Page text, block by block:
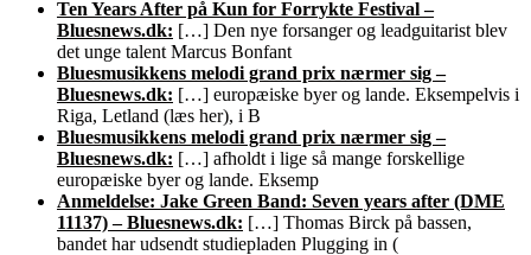
Ten Years After på Kun for Forrykte Festival –
Bluesnews.dk: […] Den nye forsanger og leadguitarist blev
det unge talent Marcus Bonfant
Bluesmusikkens melodi grand prix nærmer sig –
Bluesnews.dk: […] europæiske byer og lande. Eksempelvis i
Riga, Letland (læs her), i B
Bluesmusikkens melodi grand prix nærmer sig –
Bluesnews.dk: […] afholdt i lige så mange forskellige
europæiske byer og lande. Eksemp
Anmeldelse: Jake Green Band: Seven years after (DME
11137) – Bluesnews.dk: […] Thomas Birck på bassen,
bandet har udsendt studiepladen Plugging in (